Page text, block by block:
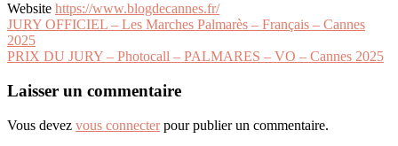
Website https://www.blogdecannes.fr/
Navigation
de
JURY OFFICIEL – Les Marches Palmarès – Français – Cannes
2025
PRIX DU JURY – Photocall – PALMARES – VO – Cannes 2025
Laisser un commentaire
Vous devez vous connecterpour publier un commentaire.